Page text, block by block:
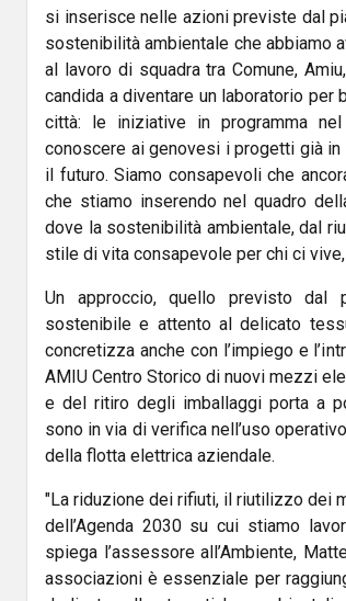
si inserisce nelle azioni previste dal
sostenibilità ambientale che abbiamo
al lavoro di squadra tra Comune,
candida a diventare un laboratorio
città: le iniziative in programma
conoscere ai genovesi i progetti già
il futuro. Siamo consapevoli che
che stiamo inserendo nel quadro
dove la sostenibilità ambientale, dal
stile di vita consapevole per chi ci
Un approccio, quello previsto dal
sostenibile e attento al delicato
concretizza anche con l’impiego e
AMIU Centro Storico di nuovi mezzi
e del ritiro degli imballaggi porta a
sono in via di verifica nell’uso
della flotta elettrica aziendale.
"La riduzione dei rifiuti, il riutilizzo dei
dell’Agenda 2030 su cui stiamo
spiega l’assessore all’Ambiente,
associazioni è essenziale per